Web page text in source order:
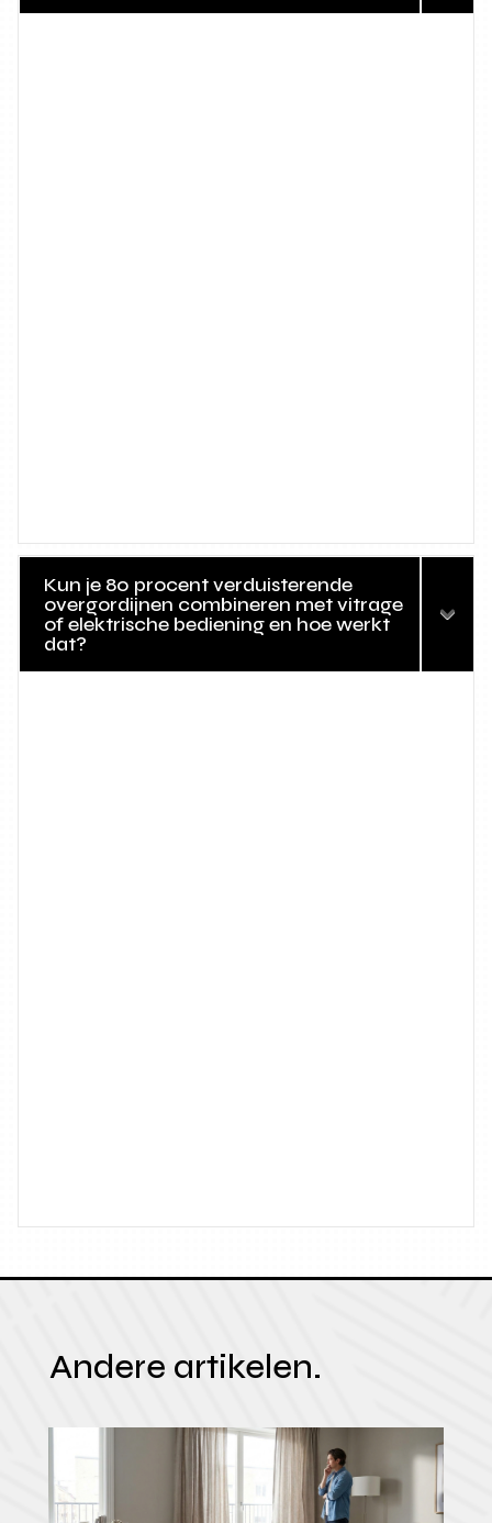
Kun je 80 procent verduisterende
overgordijnen combineren met vitrage
of elektrische bediening en hoe werkt
dat?
Andere artikelen.